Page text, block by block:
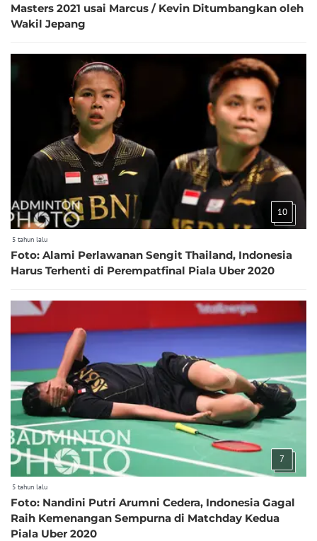
Masters 2021 usai Marcus / Kevin Ditumbangkan oleh
Wakil Jepang
10
5 tahun lalu
Foto: Alami Perlawanan Sengit Thailand, Indonesia
Harus Terhenti di Perempatfinal Piala Uber 2020
7
5 tahun lalu
Foto: Nandini Putri Arumni Cedera, Indonesia Gagal
Raih Kemenangan Sempurna di Matchday Kedua
Piala Uber 2020